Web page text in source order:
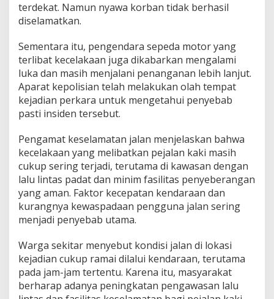
terdekat. Namun nyawa korban tidak berhasil
diselamatkan.
Sementara itu, pengendara sepeda motor yang
terlibat kecelakaan juga dikabarkan mengalami
luka dan masih menjalani penanganan lebih lanjut.
Aparat kepolisian telah melakukan olah tempat
kejadian perkara untuk mengetahui penyebab
pasti insiden tersebut.
Pengamat keselamatan jalan menjelaskan bahwa
kecelakaan yang melibatkan pejalan kaki masih
cukup sering terjadi, terutama di kawasan dengan
lalu lintas padat dan minim fasilitas penyeberangan
yang aman. Faktor kecepatan kendaraan dan
kurangnya kewaspadaan pengguna jalan sering
menjadi penyebab utama.
Warga sekitar menyebut kondisi jalan di lokasi
kejadian cukup ramai dilalui kendaraan, terutama
pada jam-jam tertentu. Karena itu, masyarakat
berharap adanya peningkatan pengawasan lalu